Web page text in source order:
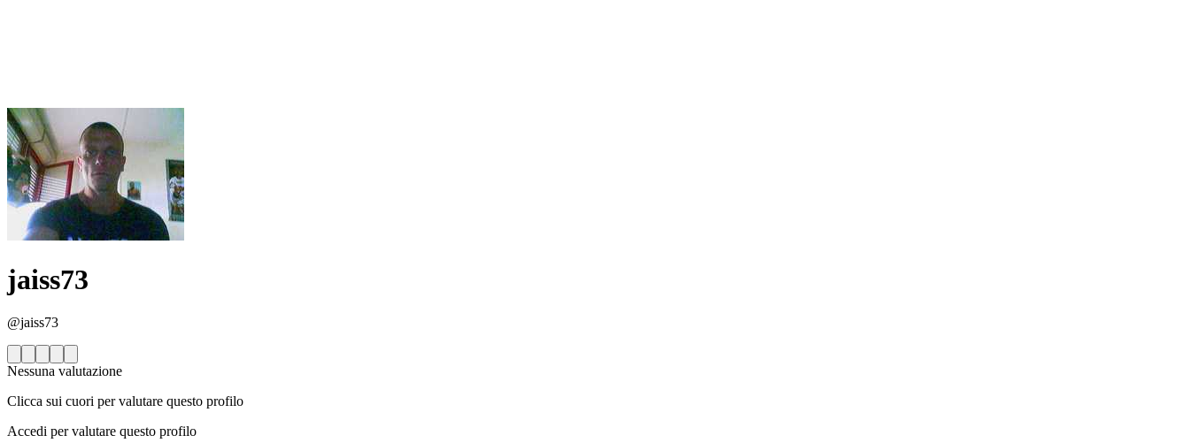
jaiss73
@jaiss73
Nessuna valutazione
Clicca sui cuori per valutare questo profilo
Accedi per valutare questo profilo